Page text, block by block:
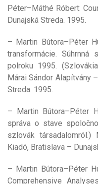
Péter–Máthé Róbert:
Dunajská Streda. 1995.
– Martin Bútora–Péter
transformácie.
polroku 1995.
Márai Sándor Alapítvány
Streda. 1995.
– Martin Bútora–Péter
správa o stave
szlovák
Kiadó, Bratislava –
– Martin Bútora–Péter
Comprehensive